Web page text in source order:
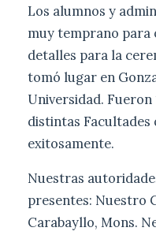
Los alumnos y
muy temprano
detalles para la
tomó lugar en
Universidad. Fueron
distintas Facultades
exitosamente.
Nuestras
presentes: Nuestro
Carabayllo, Mons.